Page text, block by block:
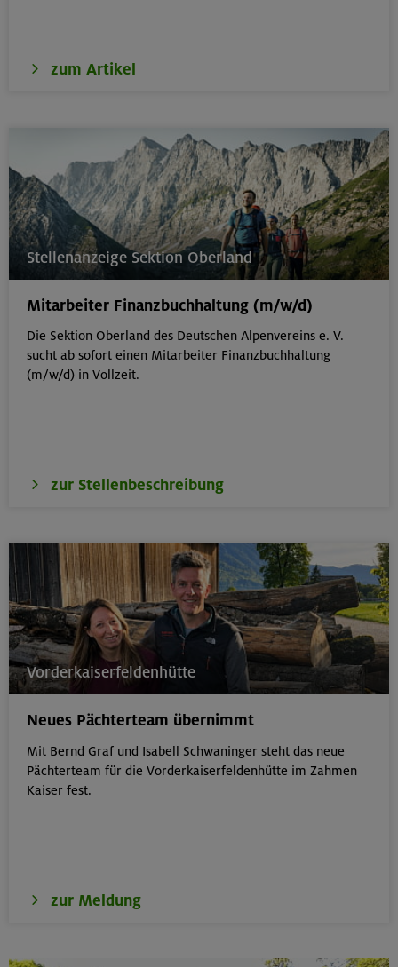
zum Artikel
Stellenanzeige Sektion Oberland
Mitarbeiter Finanzbuchhaltung (m/w/d)
Die Sektion Oberland des Deutschen Alpenvereins e. V.
sucht ab sofort einen Mitarbeiter Finanzbuchhaltung
(m/w/d) in Vollzeit.
zur Stellenbeschreibung
Vorderkaiserfeldenhütte
Neues Pächterteam übernimmt
Mit Bernd Graf und Isabell Schwaninger steht das neue
Pächterteam für die Vorderkaiserfeldenhütte im Zahmen
Kaiser fest.
zur Meldung